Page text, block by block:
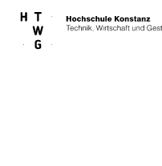
Skip to main content